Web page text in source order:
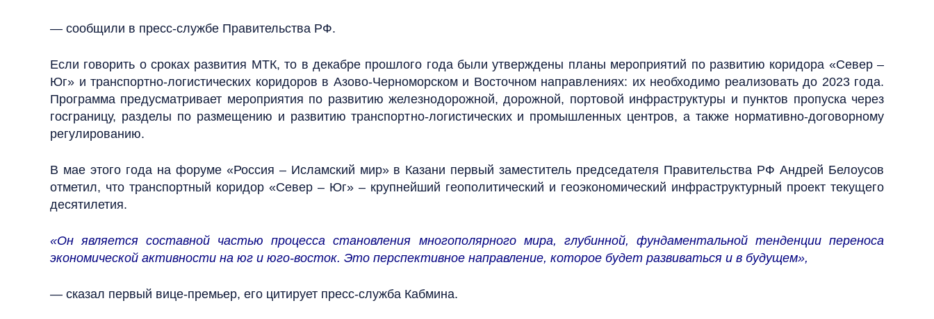
— сообщили в пресс-службе Правительства РФ.
Если говорить о сроках развития МТК, то в декабре прошлого года были утверждены планы мероприятий по развитию коридора «Север –
Юг» и транспортно-логистических коридоров в Азово-Черноморском и Восточном направлениях: их необходимо реализовать до 2023 года.
Программа предусматривает мероприятия по развитию железнодорожной, дорожной, портовой инфраструктуры и пунктов пропуска через
госграницу, разделы по размещению и развитию транспортно-логистических и промышленных центров, а также нормативно-договорному
регулированию.
В мае этого года на форуме «Россия – Исламский мир» в Казани первый заместитель председателя Правительства РФ Андрей Белоусов
отметил, что транспортный коридор «Север – Юг» – крупнейший геополитический и геоэкономический инфраструктурный проект текущего
десятилетия.
«Он является составной частью процесса становления многополярного мира, глубинной, фундаментальной тенденции переноса
экономической активности на юг и юго-восток. Это перспективное направление, которое будет развиваться и в будущем»,
— сказал первый вице-премьер, его цитирует пресс-служба Кабмина.